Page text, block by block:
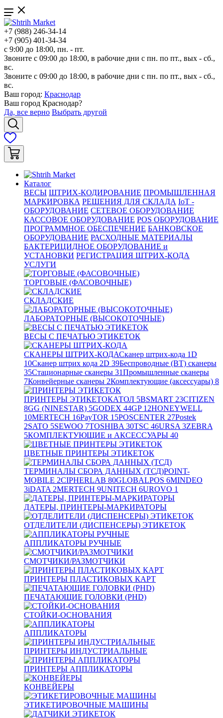
+7 (988) 246-34-14
+7 (905) 401-34-34
с 9:00 до 18:00, пн. - пт.
Звоните с 09:00 до 18:00, в рабочие дни с пн. по пт., вых - сб.,
вс.
Звоните с 09:00 до 18:00, в рабочие дни с пн. по пт., вых - сб.,
вс.
Ваш город: Краснодар
Ваш город Краснодар?
Да, все верно Выбрать другой
Каталог
ВЕСЫ ШТРИХ-КОДИРОВАНИЕ ПРОМЫШЛЕННАЯ
МАРКИРОВКА РЕШЕНИЯ ДЛЯ СКЛАДА IoT -
ОБОРУДОВАНИЕ СЕТЕВОЕ ОБОРУДОВАНИЕ
КАССОВОЕ ОБОРУДОВАНИЕ POS ОБОРУДОВАНИЕ
ПРОГРАММНОЕ ОБЕСПЕЧЕНИЕ БАНКОВСКОЕ
ОБОРУДОВАНИЕ РАСХОДНЫЕ МАТЕРИАЛЫ
БАКТЕРИЦИДНОЕ ОБОРУДОВАНИЕ и
УСТАНОВКИ РЕГИСТРАЦИЯ ШТРИХ-КОДА
УСЛУГИ
ТОРГОВЫЕ (ФАСОВОЧНЫЕ)
СКЛАДСКИЕ
ЛАБОРАТОРНЫЕ (ВЫСОКОТОЧНЫЕ)
ВЕСЫ С ПЕЧАТЬЮ ЭТИКЕТОК
СКАНЕРЫ ШТРИХ-КОДАСканер штрих-кода 1D
10Сканер штрих кода 2D 39Беспроводные (BT) сканеры
35Стационарные сканеры 31Промышленные сканеры
7Конвейерные сканеры 2Комплектующие (аксессуары) 8
ПРИНТЕРЫ ЭТИКЕТОКАТОЛ 5BSMART 23CITIZEN
8GG (NINESTAR) 5GODEX 44GP12HONEYWELL
10MERTECH 16PayTOR 15POSCENTER 27Postek
2SATO 5SEWOO 7TOSHIBA 30TSC 46URSA 3ZEBRA
5КОМПЛЕКТУЮЩИЕ и АКСЕССУАРЫ 40
ЦВЕТНЫЕ ПРИНТЕРЫ ЭТИКЕТОК
ТЕРМИНАЛЫ СБОРА ДАННЫХ (ТСД)POINT-
MOBILE 2CIPHERLAB 80GLOBALPOS 6MINDEO
3iDATA 2MERTECH 9UNITECH 6UROVO 1
ДАТЕРЫ, ПРИНТЕРЫ-МАРКИРАТОРЫ
ОТДЕЛИТЕЛИ (ДИСПЕНСЕРЫ) ЭТИКЕТОК
АППЛИКАТОРЫ РУЧНЫЕ
СМОТЧИКИ/РАЗМОТЧИКИ
ПРИНТЕРЫ ПЛАСТИКОВЫХ КАРТ
ПЕЧАТАЮЩИЕ ГОЛОВКИ (PHD)
СТОЙКИ-ОСНОВАНИЯ
АППЛИКАТОРЫ
ПРИНТЕРЫ ИНДУСТРИАЛЬНЫЕ
ПРИНТЕРЫ АППЛИКАТОРЫ
КОНВЕЙЕРЫ
ЭТИКЕТИРОВОЧНЫЕ МАШИНЫ